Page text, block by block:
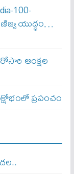
100-
యుద్ధం…
ఆంక్షల
ప్రపంచం